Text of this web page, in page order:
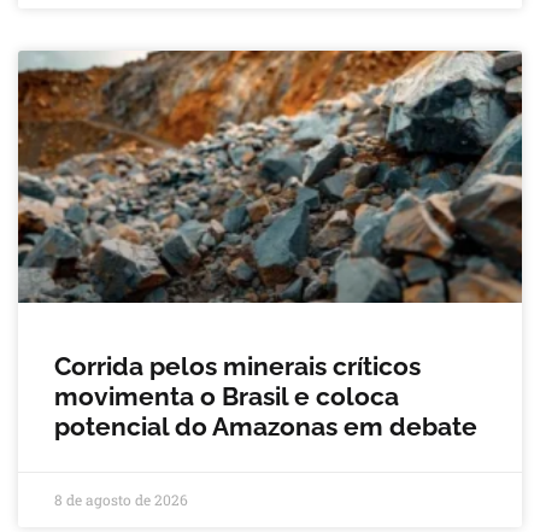
Corrida pelos minerais críticos
movimenta o Brasil e coloca
potencial do Amazonas em debate
8 de agosto de 2026